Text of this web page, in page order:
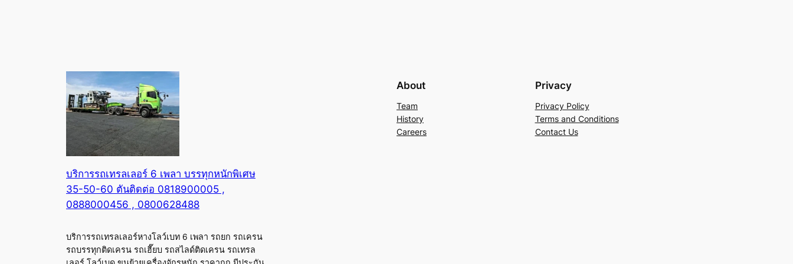
บริการรถเทรลเลอร์ 6 เพลา บรรทุกหนักพิเศษ
35-50-60 ตันติดต่อ 0818900005 ,
0888000456 , 0800628488
บริการรถเทรลเลอร์หางโลว์เบท 6 เพลา รถยก รถเครน
รถบรรทุกติดเครน รถเฮี๊ยบ รถสไลด์ติดเครน รถเทรล
About
Team
History
Careers
Privacy
Privacy Policy
Terms and Conditions
Contact Us